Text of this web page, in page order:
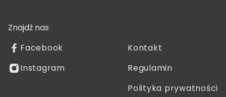
Znajdź nas
Facebook
Instagram
Kontakt
Regulamin
Polityka prywatności